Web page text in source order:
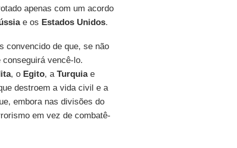
apenas com um acordo
e os Estados Unidos.
convencido de que, se não
vencê-lo.
, o Egito, a Turquiae
destroem a vida civil e a
embora nas divisões do
em vez de combatê-